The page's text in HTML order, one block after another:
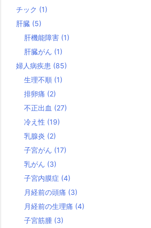
チック (1)
肝臓 (5)
肝機能障害 (1)
肝臓がん (1)
婦人病疾患 (85)
生理不順 (1)
排卵痛 (2)
不正出血 (27)
冷え性 (19)
乳腺炎 (2)
子宮がん (17)
乳がん (3)
子宮内膜症 (4)
月経前の頭痛 (3)
月経前の生理痛 (4)
子宮筋腫 (3)